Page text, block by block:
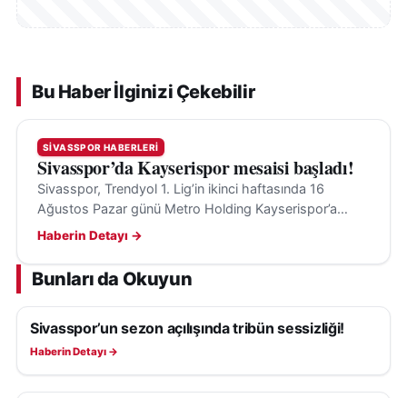
Bu Haber İlginizi Çekebilir
SIVASSPOR HABERLERI
Sivasspor’da Kayserispor mesaisi başladı!
Sivasspor, Trendyol 1. Lig’in ikinci haftasında 16
Ağustos Pazar günü Metro Holding Kayserispor’a
konuk olacak; hedef ilk galibiyet ve transfer takviyeleri.
Haberin Detayı →
Bunları da Okuyun
SIVASSPOR HABERLERI
Sivasspor’un sezon açılışında tribün sessizliği!
Haberin Detayı →